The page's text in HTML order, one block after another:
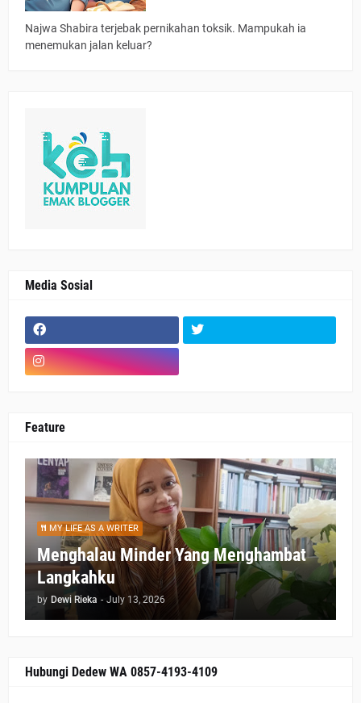
Najwa Shabira terjebak pernikahan toksik. Mampukah ia
menemukan jalan keluar?
Media Sosial
Feature
MY LIFE AS A WRITER
Menghalau Minder Yang Menghambat
Langkahku
by Dewi Rieka - July 13, 2026
Hubungi Dedew WA 0857-4193-4109